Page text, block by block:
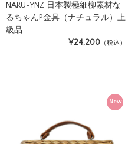
NARU-YNZ 日本製極細柳素材な
るちゃんP金具（ナチュラル）上
級品
¥24,200 （税込）
New